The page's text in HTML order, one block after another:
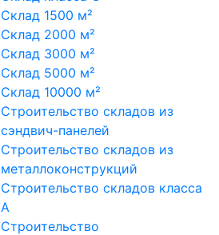
Склад 1500 м²
Склад 2000 м²
Склад 3000 м²
Склад 5000 м²
Склад 10000 м²
Строительство складов из
сэндвич-панелей
Строительство складов из
металлоконструкций
Строительство складов класса
А
Строительство